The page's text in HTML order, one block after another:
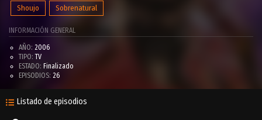
Shoujo Sobrenatural
INFORMACIÓN GENERAL
AÑO: 2006
TIPO: TV
ESTADO: Finalizado
EPISODIOS: 26
Listado de episodios